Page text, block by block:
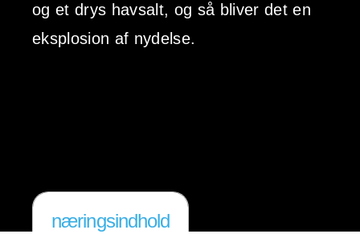
og et drys havsalt, og så bliver det en
eksplosion af nydelse.
næringsindhold